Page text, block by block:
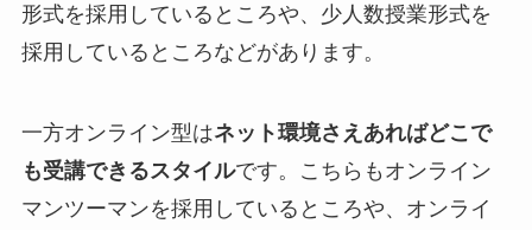
形式を採用しているところや、少人数授業形式を
採用しているところなどがあります。
一方オンライン型はネット環境さえあればどこで
も受講できるスタイルです。こちらもオンライン
マンツーマンを採用しているところや、オンライ